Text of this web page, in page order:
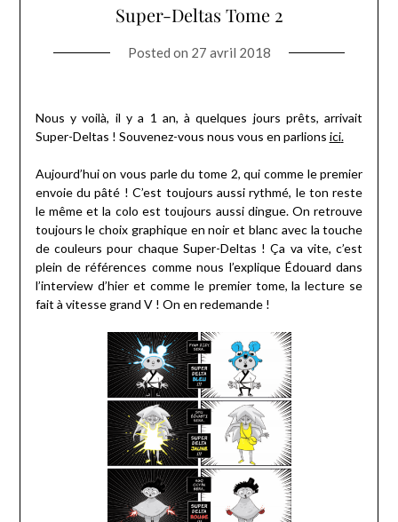
Super-Deltas Tome 2
Posted on 27 avril 2018
Nous y voilà, il y a 1 an, à quelques jours prêts, arrivait
Super-Deltas ! Souvenez-vous nous vous en parlions ici.
Aujourd’hui on vous parle du tome 2, qui comme le premier
envoie du pâté ! C’est toujours aussi rythmé, le ton reste
le même et la colo est toujours aussi dingue. On retrouve
toujours le choix graphique en noir et blanc avec la touche
de couleurs pour chaque Super-Deltas ! Ça va vite, c’est
plein de références comme nous l’expliqueÉdouard dans
l’interview d’hier et comme le premier tome, la lecture se
fait à vitesse grand V ! On en redemande !